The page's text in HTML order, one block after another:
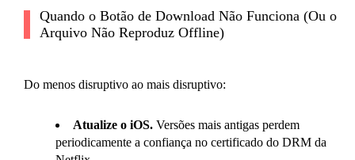
Quando o Botão de Download Não Funciona (Ou o
Arquivo Não Reproduz Offline)
Do menos disruptivo ao mais disruptivo:
Atualize o iOS.Versões mais antigas perdem
periodicamente a confiança no certificado do DRM da